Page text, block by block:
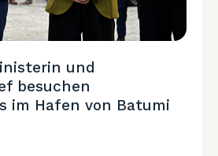
und
besuchen
im Hafen von Batumi